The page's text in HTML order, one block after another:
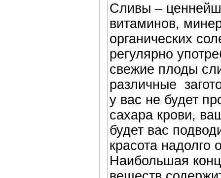
Сливы –
витаминов,
органических
регулярно
свежие плоды
различные
у вас не будет
сахара крови,
будет вас
красота надолго
Наибольшая